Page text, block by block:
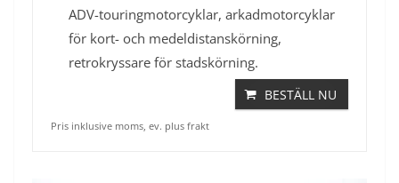
ADV-touringmotorcyklar, arkadmotorcyklar
för kort- och medeldistanskörning,
retrokryssare för stadskörning.
BESTÄLL NU
Pris inklusive moms, ev. plus frakt